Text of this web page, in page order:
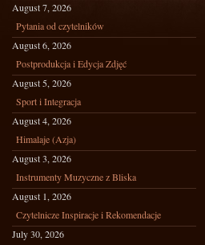
August 7, 2026
Pytania od czytelników
August 6, 2026
Postprodukcja i Edycja Zdjęć
August 5, 2026
Sport i Integracja
August 4, 2026
Himalaje (Azja)
August 3, 2026
Instrumenty Muzyczne z Bliska
August 1, 2026
Czytelnicze Inspiracje i Rekomendacje
July 30, 2026